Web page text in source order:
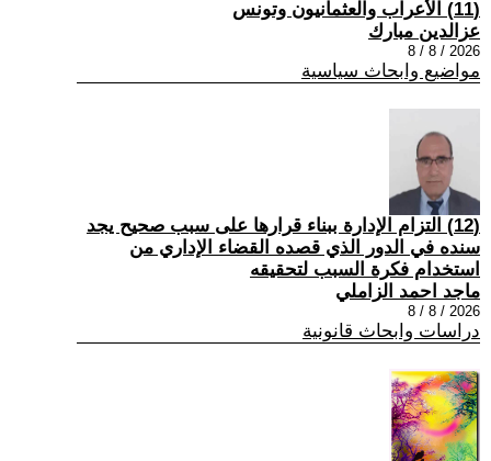
(11) الأعراب والعثمانيون وتونس
عزالدين مبارك
2026 / 8 / 8
مواضيع وابحاث سياسية
(12) التزام الإدارة ببناء قرارها على سبب صحیح یجد
سنده في الدور الذي قصده القضاء الإداري من
استخدام فكرة السبب لتحقیقه
ماجد احمد الزاملي
2026 / 8 / 8
دراسات وابحاث قانونية